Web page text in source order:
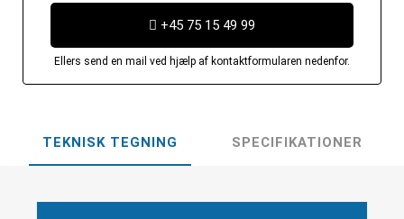
+45 75 15 49 99
Ellers send en mail ved hjælp af kontaktformularen nedenfor.
TEKNISK TEGNING SPECIFIKATIONER